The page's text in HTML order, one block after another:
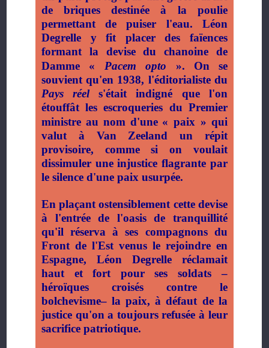
de briques destinée à la poulie
permettant de puiser l'eau. Léon
Degrelle y fit placer des faïences
formant la devise du chanoine de
Damme «
Pacem opto
». On se
souvient qu'en 1938, l'éditorialiste du
Pays réels'était indigné que l'on
étouffât les escroqueries du Premier
ministre au nom d'une « paix » qui
valut à Van Zeeland un répit
provisoire, comme si on voulait
dissimuler une injustice flagrante par
le silence d'une paix usurpée.
En plaçant ostensiblement cette devise
à l'entrée de l'oasis de tranquillité
qu'il réserva à ses compagnons du
Front de l'Est venus le rejoindre en
Espagne, Léon Degrelle réclamait
haut et fort pour ses soldats –
héroïques croisés contre le
bolchevisme– la paix, à défaut de la
justice qu'on a toujours refusée à leur
sacrifice patriotique.